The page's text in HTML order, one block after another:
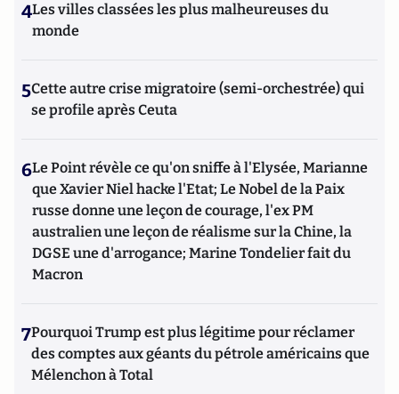
4Les villes classées les plus malheureuses du
monde
5Cette autre crise migratoire (semi-orchestrée) qui
se profile après Ceuta
6Le Point révèle ce qu'on sniffe à l'Elysée, Marianne
que Xavier Niel hacke l'Etat; Le Nobel de la Paix
russe donne une leçon de courage, l'ex PM
australien une leçon de réalisme sur la Chine, la
DGSE une d'arrogance; Marine Tondelier fait du
Macron
7Pourquoi Trump est plus légitime pour réclamer
des comptes aux géants du pétrole américains que
Mélenchon à Total